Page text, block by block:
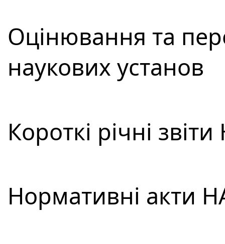
Оцінювання та
наукових установ
Короткі річні
Нормативні акти